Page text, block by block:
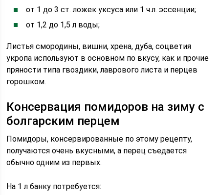
от 1 до 3 ст. ложек уксуса или 1 ч.л. эссенции;
от 1,2 до 1,5 л воды;
Листья смородины, вишни, хрена, дуба, соцветия
укропа используют в основном по вкусу, как и прочие
пряности типа гвоздики, лаврового листа и перцев
горошком.
Консервация помидоров на зиму с
болгарским перцем
Помидоры, консервированные по этому рецепту,
получаются очень вкусными, а перец съедается
обычно одним из первых.
На 1 л банку потребуется: